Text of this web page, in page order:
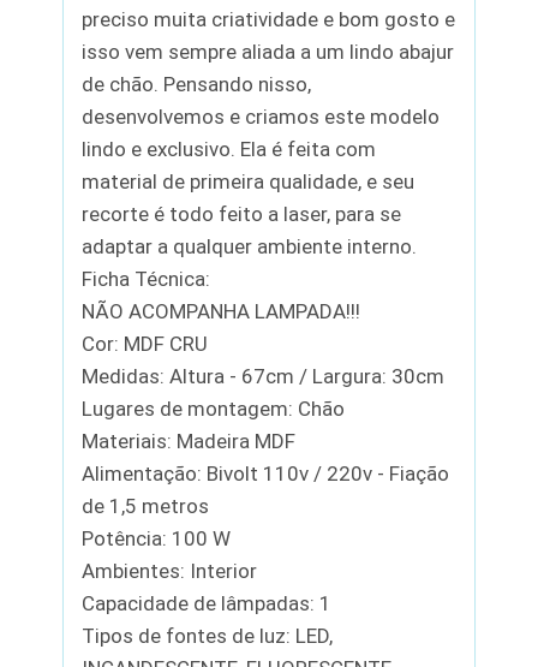
preciso muita criatividade e bom gosto e
isso vem sempre aliada a um lindo abajur
de chão. Pensando nisso,
desenvolvemos e criamos este modelo
lindo e exclusivo. Ela é feita com
material de primeira qualidade, e seu
recorte é todo feito a laser, para se
adaptar a qualquer ambiente interno.
Ficha Técnica:
NÃO ACOMPANHA LAMPADA!!!
Cor: MDF CRU
Medidas: Altura - 67cm / Largura: 30cm
Lugares de montagem: Chão
Materiais: Madeira MDF
Alimentação: Bivolt 110v / 220v - Fiação
de 1,5 metros
Potência: 100 W
Ambientes: Interior
Capacidade de lâmpadas: 1
Tipos de fontes de luz: LED,